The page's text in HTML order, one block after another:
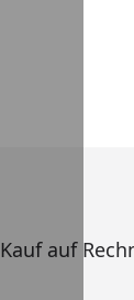
Kauf auf